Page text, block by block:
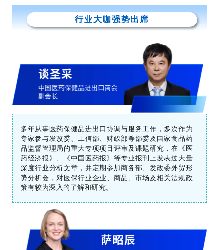
行业大咖强势出席
多年从事医药保健品进出口协调与服务工作，多次作为
专家参与发改委、工信部、财政部等部委及国家食品药
品监督管理局的重大专项项目评审及课题研究，在《医
药经济报》、《中国医药报》等专业报刊上发表过大量
深度行业分析文章，并定期参加商务部、发改委外贸形
势分析会，对医保行业企业、商品、市场及相关法规政
策有较为深入的了解和研究。